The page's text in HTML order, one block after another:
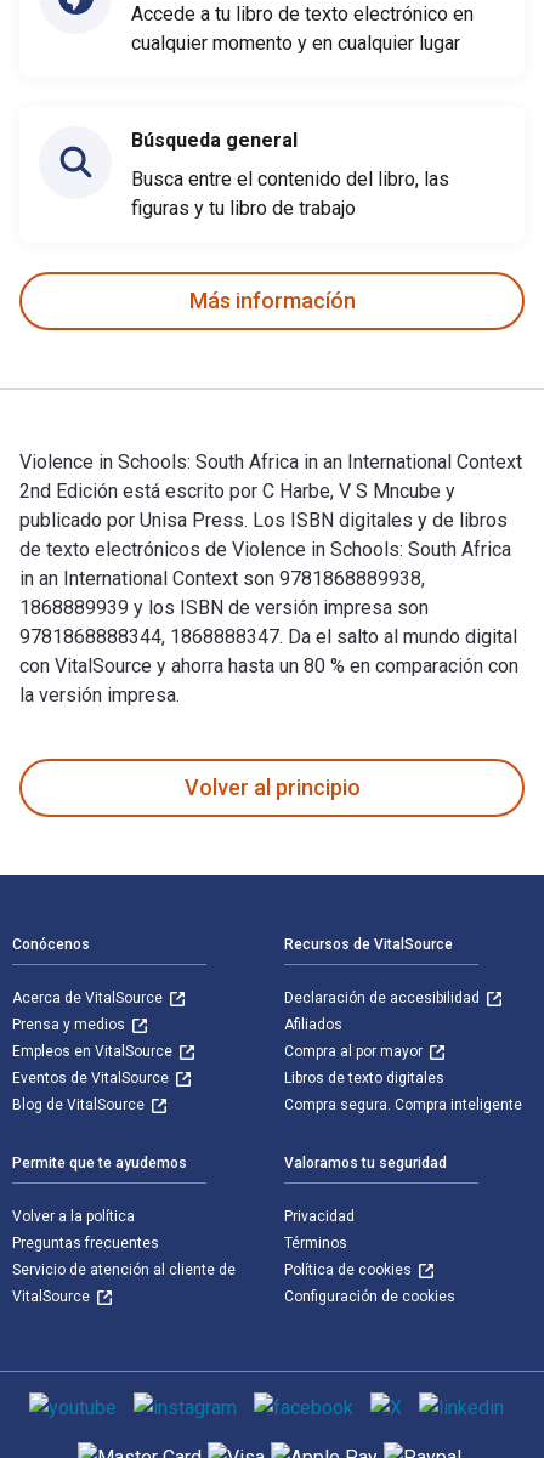
Accede a tu libro de texto electrónico en
cualquier momento y en cualquier lugar
Búsqueda general
Busca entre el contenido del libro, las
figuras y tu libro de trabajo
Más informacíón
Violence in Schools: South Africa in an International Context
2nd Edición está escrito por C Harbe, V S Mncube y
publicado por Unisa Press. Los ISBN digitales y de libros
de texto electrónicos de Violence in Schools: South Africa
in an International Context son 9781868889938,
1868889939 y los ISBN de versión impresa son
9781868888344, 1868888347. Da el salto al mundo digital
con VitalSource y ahorra hasta un 80 % en comparación con
la versión impresa.
Volver al principio
Conócenos
Acerca de VitalSource
Prensa y medios
Empleos en VitalSource
Eventos de VitalSource
Blog de VitalSource
Recursos de VitalSource
Declaración de accesibilidad
Afiliados
Compra al por mayor
Libros de texto digitales
Compra segura. Compra inteligente
Permite que te ayudemos
Volver a la política
Preguntas frecuentes
Servicio de atención al cliente de
VitalSource
Valoramos tu seguridad
Privacidad
Términos
Política de cookies
Configuración de cookies
Medios de comunicación social